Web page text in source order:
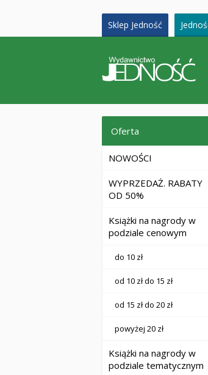
Sklep Jedność
Oferta
NOWOŚCI
WYPRZEDAŻ. RABATY
OD 50%
Książki na nagrody w
podziale cenowym
do 10 zł
od 10 zł do 15 zł
od 15 zł do 20 zł
powyżej 20 zł
Książki na nagrody w
podziale tematycznym